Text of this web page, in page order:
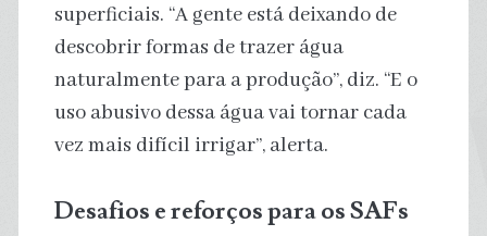
superficiais. “A gente está deixando de
descobrir formas de trazer água
naturalmente para a produção”, diz. “E o
uso abusivo dessa água vai tornar cada
vez mais difícil irrigar”, alerta.
Desafios e reforços para os SAFs